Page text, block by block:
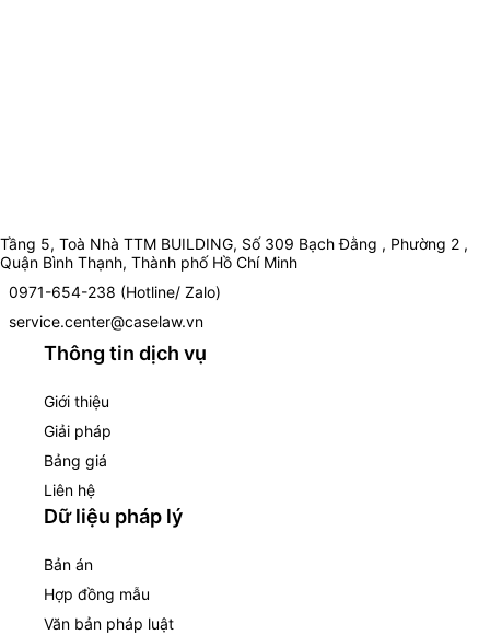
Tầng 5, Toà Nhà TTM BUILDING, Số 309 Bạch Đằng , Phường 2 ,
Quận Bình Thạnh, Thành phố Hồ Chí Minh
0971-654-238 (Hotline/ Zalo)
service.center@caselaw.vn
Thông tin dịch vụ
Giới thiệu
Giải pháp
Bảng giá
Liên hệ
Dữ liệu pháp lý
Bản án
Hợp đồng mẫu
Văn bản pháp luật